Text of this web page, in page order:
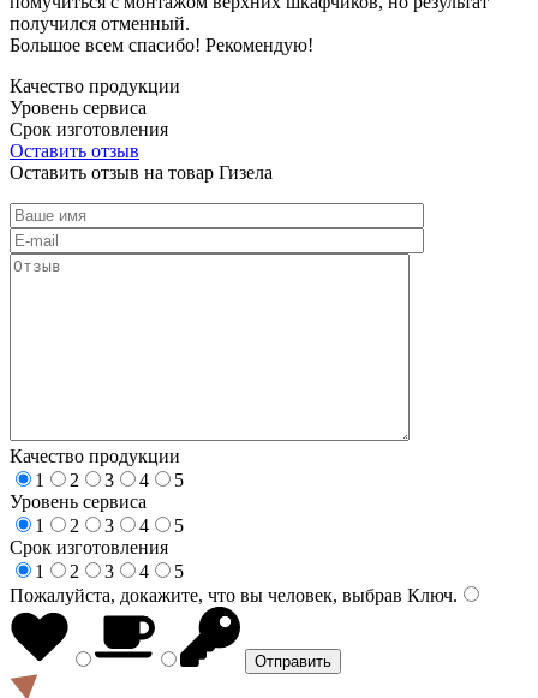
получился отменный.
Большое всем спасибо! Рекомендую!
Качество продукции
Уровень сервиса
Срок изготовления
Оставить отзыв
Оставить отзыв на товар Гизела
Качество продукции
1
2 3 4
5
Уровень сервиса
1
2 3 4
5
Срок изготовления
1
2 3 4
5
Пожалуйста, докажите, что вы человек, выбрав Ключ.